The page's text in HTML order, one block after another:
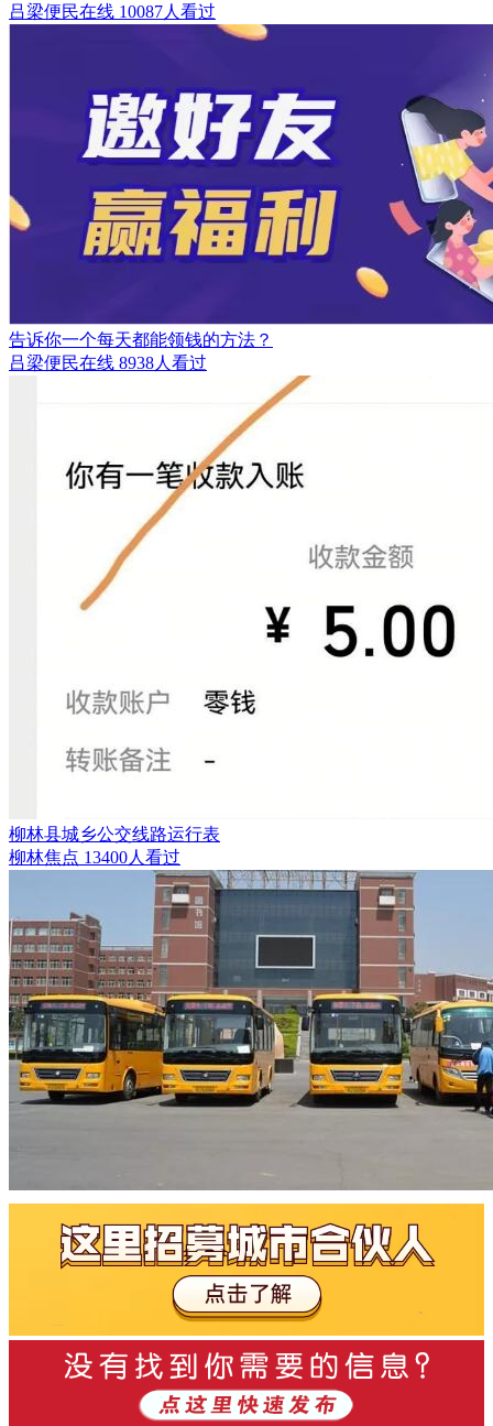
吕梁便民在线 10087人看过
告诉你一个每天都能领钱的方法？
吕梁便民在线 8938人看过
柳林县城乡公交线路运行表
柳林焦点 13400人看过